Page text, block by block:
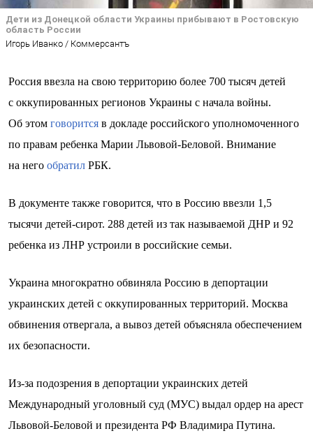
Дети из Донецкой области Украины прибывают в Ростовскую
область России
Игорь Иванко / Коммерсантъ
Россия ввезла на свою территорию более 700 тысяч детей
с оккупированных регионов Украины с начала войны.
Об этом говорится в докладе российского уполномоченного
по правам ребенка Марии Львовой-Беловой. Внимание
на него обратил РБК.
В документе также говорится, что в Россию ввезли 1,5
тысячи детей-сирот. 288 детей из так называемой ДНР и 92
ребенка из ЛНР устроили в российские семьи.
Украина многократно обвиняла Россию в депортации
украинских детей с оккупированных территорий. Москва
обвинения отвергала, а вывоз детей объясняла обеспечением
их безопасности.
Из-за подозрения в депортации украинских детей
Международный уголовный суд (МУС) выдал ордер на арест
Львовой-Беловой и президента РФ Владимира Путина.